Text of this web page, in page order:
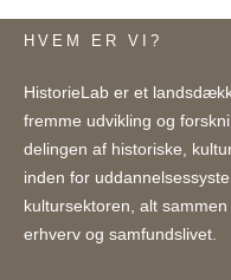
HVEM ER VI?
HistorieLab er et
fremme udvikling og
delingen af historiske,
inden for
kultursektoren, alt
erhverv og samfundslivet.